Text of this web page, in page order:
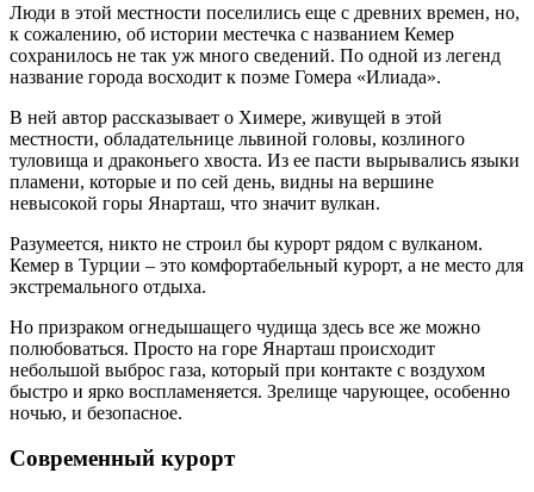
Люди в этой местности поселились еще с древних времен, но,
к сожалению, об истории местечка с названием Кемер
сохранилось не так уж много сведений. По одной из легенд
название города восходит к поэме Гомера «Илиада».
В ней автор рассказывает о Химере, живущей в этой
местности, обладательнице львиной головы, козлиного
туловища и драконьего хвоста. Из ее пасти вырывались языки
пламени, которые и по сей день, видны на вершине
невысокой горы Янарташ, что значит вулкан.
Разумеется, никто не строил бы курорт рядом с вулканом.
Кемер в Турции – это комфортабельный курорт, а не место для
экстремального отдыха.
Но призраком огнедышащего чудища здесь все же можно
полюбоваться. Просто на горе Янарташ происходит
небольшой выброс газа, который при контакте с воздухом
быстро и ярко воспламеняется. Зрелище чарующее, особенно
ночью, и безопасное.
Современный курорт